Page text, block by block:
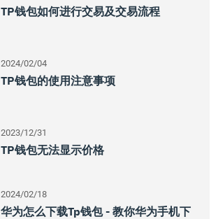
TP钱包如何进行交易及交易流程
2024/02/04
TP钱包的使用注意事项
2023/12/31
TP钱包无法显示价格
2024/02/18
华为怎么下载tp钱包 - 教你华为手机下